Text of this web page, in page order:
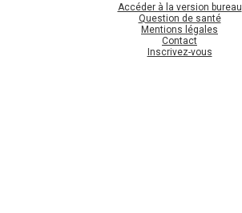
Accéder à la version bureau
Question de santé
Mentions légales
Contact
Inscrivez-vous